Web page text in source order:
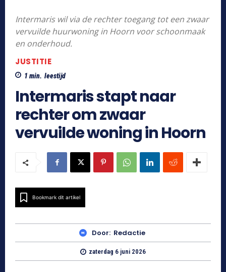
Intermaris wil via de rechter toegang tot een zwaar
vervuilde huurwoning in Hoorn voor schoonmaak
en onderhoud.
JUSTITIE
1 min. leestijd
Intermaris stapt naar
rechter om zwaar
vervuilde woning in Hoorn
Bookmark dit artikel
Door: Redactie
zaterdag 6 juni 2026